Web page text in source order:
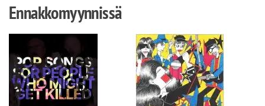
Ennakkomyynnissä